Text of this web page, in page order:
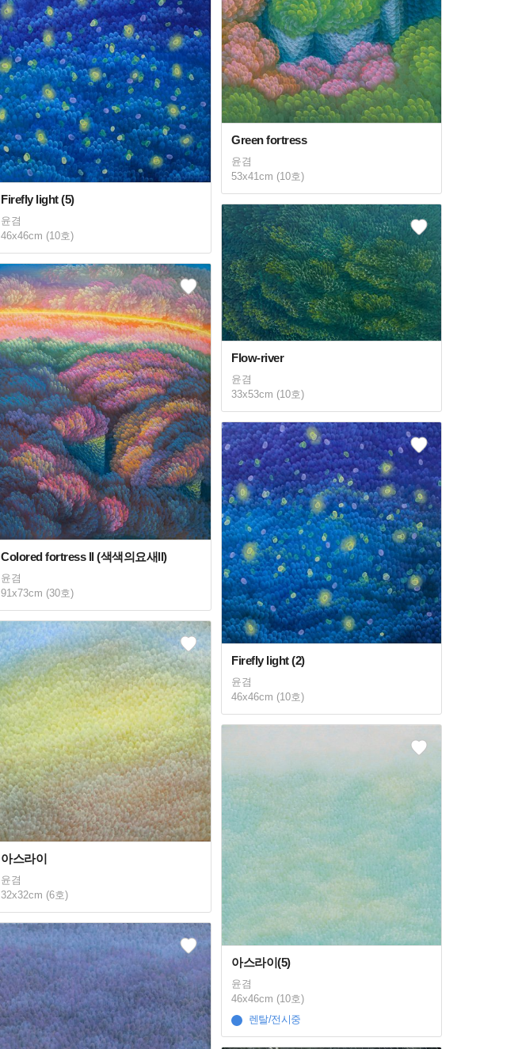
Green fortress
윤겸
53x41cm (10호)
Firefly light (5)
윤겸
46x46cm (10호)
Flow-river
윤겸
33x53cm (10호)
Colored fortress ll (색색의요새ll)
윤겸
91x73cm (30호)
Firefly light (2)
윤겸
46x46cm (10호)
아스라이
윤겸
32x32cm (6호)
아스라이(5)
윤겸
46x46cm (10호)
렌탈/전시중